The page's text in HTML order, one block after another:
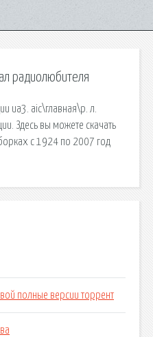
радиолюбителя
ua3. aic\главная\р. л.
Здесь вы можете скачать
с 1924 по 2007 год
полные версии торрент